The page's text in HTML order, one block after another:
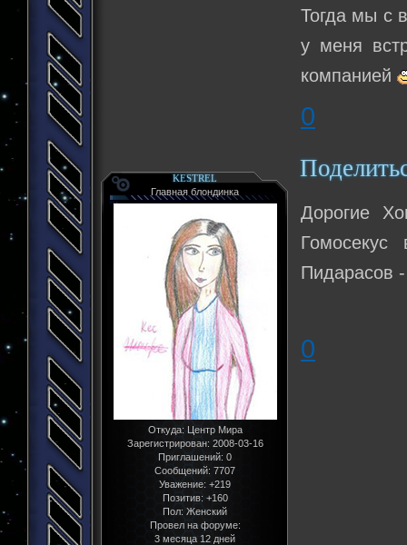
Тогда мы с
у меня
компанией
0
KESTREL
Главная блондинка
Откуда: Центр Мира
Зарегистрирован: 2008-03-16
Приглашений: 0
Сообщений: 7707
Уважение: +219
Позитив: +160
Пол:Женский
Провел на форуме:
3 месяца 12 дней
Дорогие
Гомосекус
Пидарасов
0